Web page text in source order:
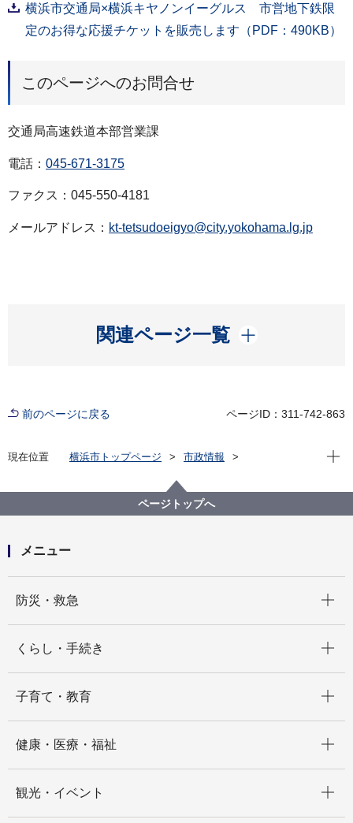
横浜市交通局×横浜キヤノンイーグルス 市営地下鉄限
定のお得な応援チケットを販売します（PDF：490KB）
このページへのお問合せ
交通局高速鉄道本部営業課
電話： 045-671-3175
ファクス：045-550-4181
メールアドレス： kt-tetsudoeigyo@city.yokohama.lg.jp
関連ページ一覧
開く
前のページに戻る ページID：311-742-863
現在位置 横浜市トップページ
市政情報
横浜市交通局×横浜キヤノンイーグルス 市営地下鉄限
定のお得な応援チケットを販売します
現在
ページトップへ
メニュー
防災・救急
くらし・手続き
子育て・教育
健康・医療・福祉
観光・イベント